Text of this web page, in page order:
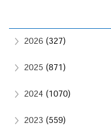
2026 (327)
2025 (871)
2024 (1070)
2023 (559)